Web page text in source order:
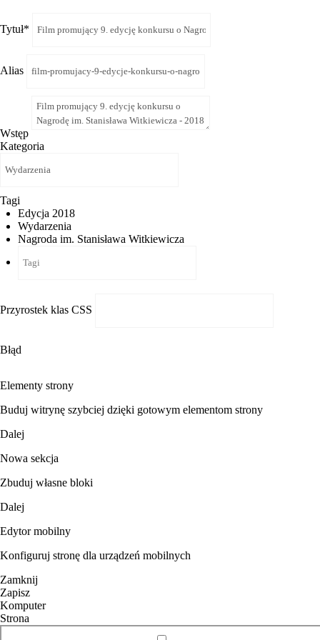
Tytuł*
Alias
Wstęp
Kategoria
Tagi
Edycja 2018
Wydarzenia
Nagroda im. Stanisława Witkiewicza
Przyrostek klas CSS
Błąd
Elementy strony
Buduj witrynę szybciej dzięki gotowym elementom strony
Dalej
Nowa sekcja
Zbuduj własne bloki
Dalej
Edytor mobilny
Konfiguruj stronę dla urządzeń mobilnych
Zamknij
Zapisz
Komputer
Strona